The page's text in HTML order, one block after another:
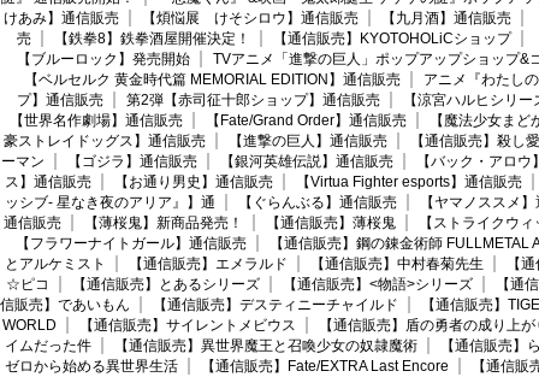
けあみ】通信販売
【煩悩展 けそシロウ】通信販売 【九月酒】通信販売
売
【鉄拳8】鉄拳酒屋開催決定！ 【通信販売】KYOTOHOLiCショップ
【ブルーロック】発売開始
TVアニメ「進撃の巨人」ポップアップショップ&
【ベルセルク 黄金時代篇 MEMORIAL EDITION】通信販売
アニメ『わたし
プ】通信販売
第2弾【赤司征十郎ショップ】通信販売
【涼宮ハルヒシリ
【世界名作劇場】通信販売
【Fate/Grand Order】通信販売
【魔法少女ま
豪ストレイドッグス】通信販売
【進撃の巨人】通信販売
【通信販売】殺し愛
ーマン
【ゴジラ】通信販売 【銀河英雄伝説】通信販売
【バック・アロウ
ス】通信販売
【お通り男史】通信販売
【Virtua Fighter esports】通信販売
ッシブ- 星なき夜のアリア』】通
【ぐらんぶる】通信販売
【ヤマノススメ
通信販売
【薄桜鬼】新商品発売！ 【通信販売】薄桜鬼
【ストライクウ
【フラワーナイトガール】通信販売
【通信販売】鋼の錬金術師 FULLMETAL
とアルケミスト
【通信販売】エメラルド 【通信販売】中村春菊先生
【
☆ピコ
【通信販売】とあるシリーズ 【通信販売】<物語>シリーズ
【通
信販売】であいもん
【通信販売】デスティニーチャイルド
【通信販売】
WORLD
【通信販売】サイレントメビウス
【通信販売】盾の勇者の成り上が
イムだった件
【通信販売】異世界魔王と召喚少女の奴隷魔術
【通信販売】
ゼロから始める異世界生活
【通信販売】Fate/EXTRA Last Encore
【通信